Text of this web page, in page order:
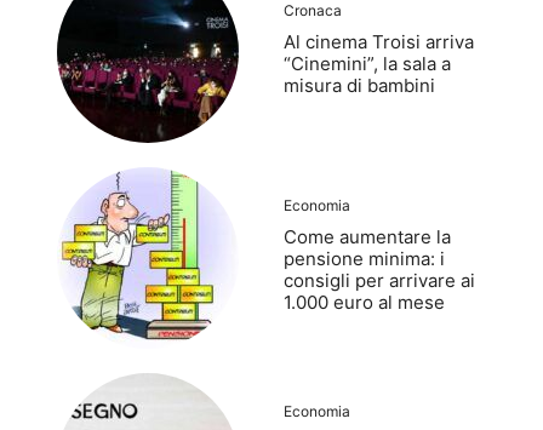
Cronaca
Al cinema Troisi arriva
“Cinemini”, la sala a
misura di bambini
Economia
Come aumentare la
pensione minima: i
consigli per arrivare ai
1.000 euro al mese
Economia